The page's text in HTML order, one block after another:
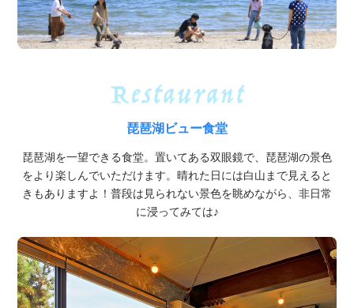
琵琶湖ビュー食堂
琵琶湖を一望できる食堂。置いてある双眼鏡で、琵琶湖の景色
をより楽しんでいただけます。晴れた日には白山まで見えると
きもありますよ！普段は見られない景色を眺めながら、非日常
に浸ってみては♪